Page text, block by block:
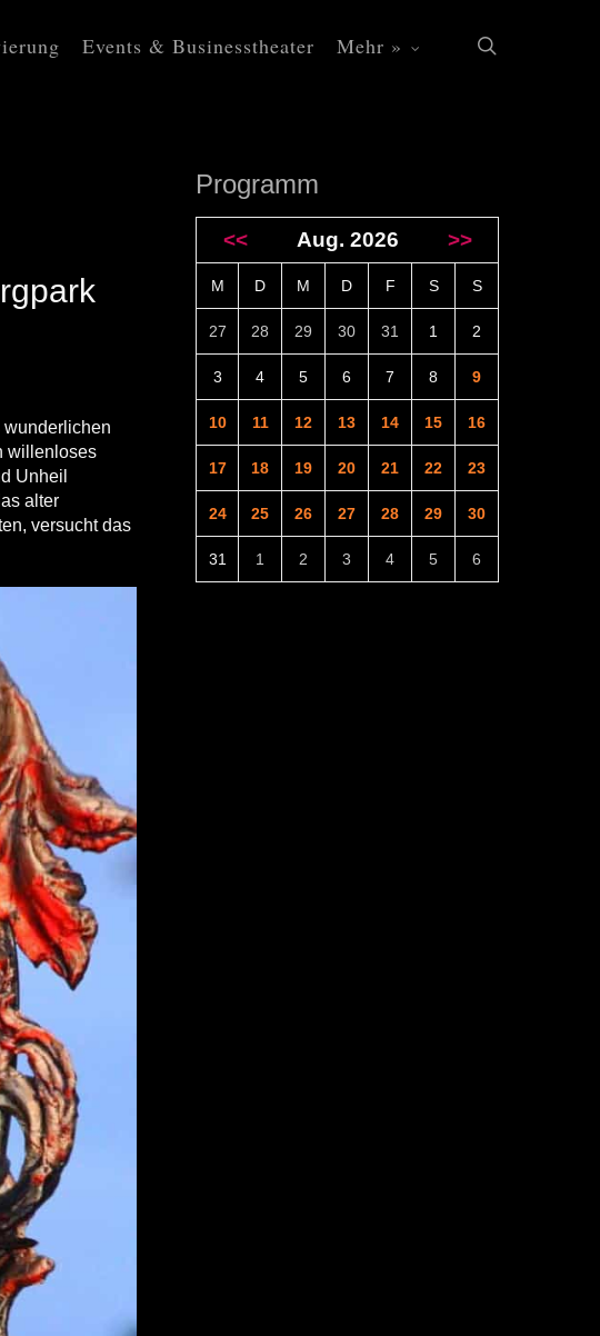
Events & Businesstheater Mehr »
wunderlichen
willenloses
Unheil
alter
versucht das
Programm
<< Aug. 2026 >>
M D M D F S S
27 28 29 30 31 1 2
3 4 5 6 7 8 9
10 11 12 13 14 15 16
17 18 19 20 21 22 23
24 25 26 27 28 29 30
31 1 2 3 4 5 6